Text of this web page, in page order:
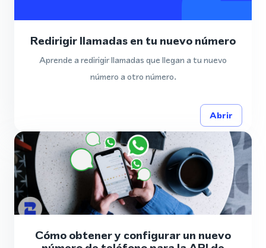
Redirigir llamadas en tu nuevo número
Aprende a redirigir llamadas que llegan a tu nuevo
número a otro número.
Abrir
Cómo obtener y configurar un nuevo